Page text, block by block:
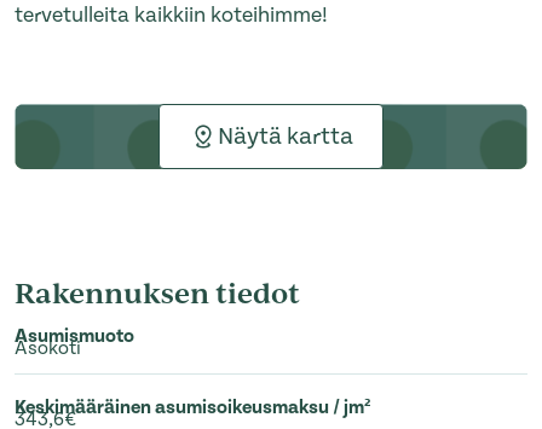
tervetulleita kaikkiin koteihimme!
Näytä kartta
Rakennuksen tiedot
Asumismuoto
Asokoti
Keskimääräinen asumisoikeusmaksu / jm²
343,6€